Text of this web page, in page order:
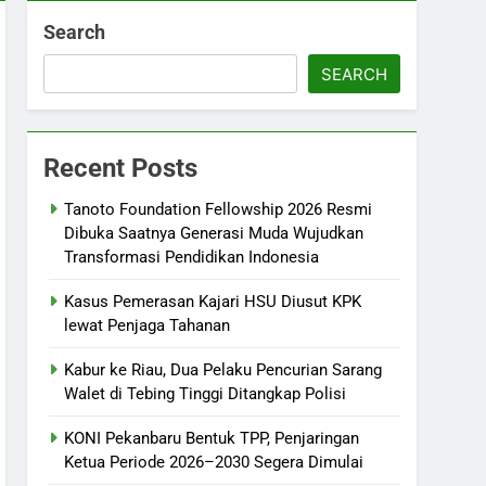
Search
SEARCH
Recent Posts
Tanoto Foundation Fellowship 2026 Resmi
Dibuka Saatnya Generasi Muda Wujudkan
Transformasi Pendidikan Indonesia
Kasus Pemerasan Kajari HSU Diusut KPK
lewat Penjaga Tahanan
Kabur ke Riau, Dua Pelaku Pencurian Sarang
Walet di Tebing Tinggi Ditangkap Polisi
KONI Pekanbaru Bentuk TPP, Penjaringan
Ketua Periode 2026–2030 Segera Dimulai